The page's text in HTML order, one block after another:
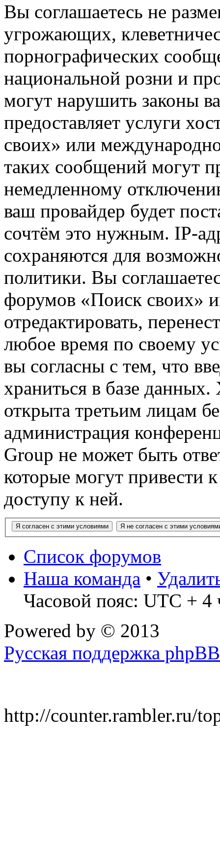
Вы соглашаетесь не
угрожающих,
порнографических
национальной розни и
могут нарушить законы
предоставляет услуги
своих» или
таких сообщений могут
немедленному
ваш провайдер будет
сочтём это нужным. IP-
сохраняются для
политики. Вы
форумов «Поиск своих»
отредактировать,
любое время по своему
вы согласны с тем, что
храниться в базе
открыта третьим лицам
администрация
Group не может быть
которые могут привести
доступу к ней.
Список форумов
Наша команда •
Часовой пояс: UTC + 4
Powered by © 2013
Русская поддержка phpBB
http://counter.rambler.ru/